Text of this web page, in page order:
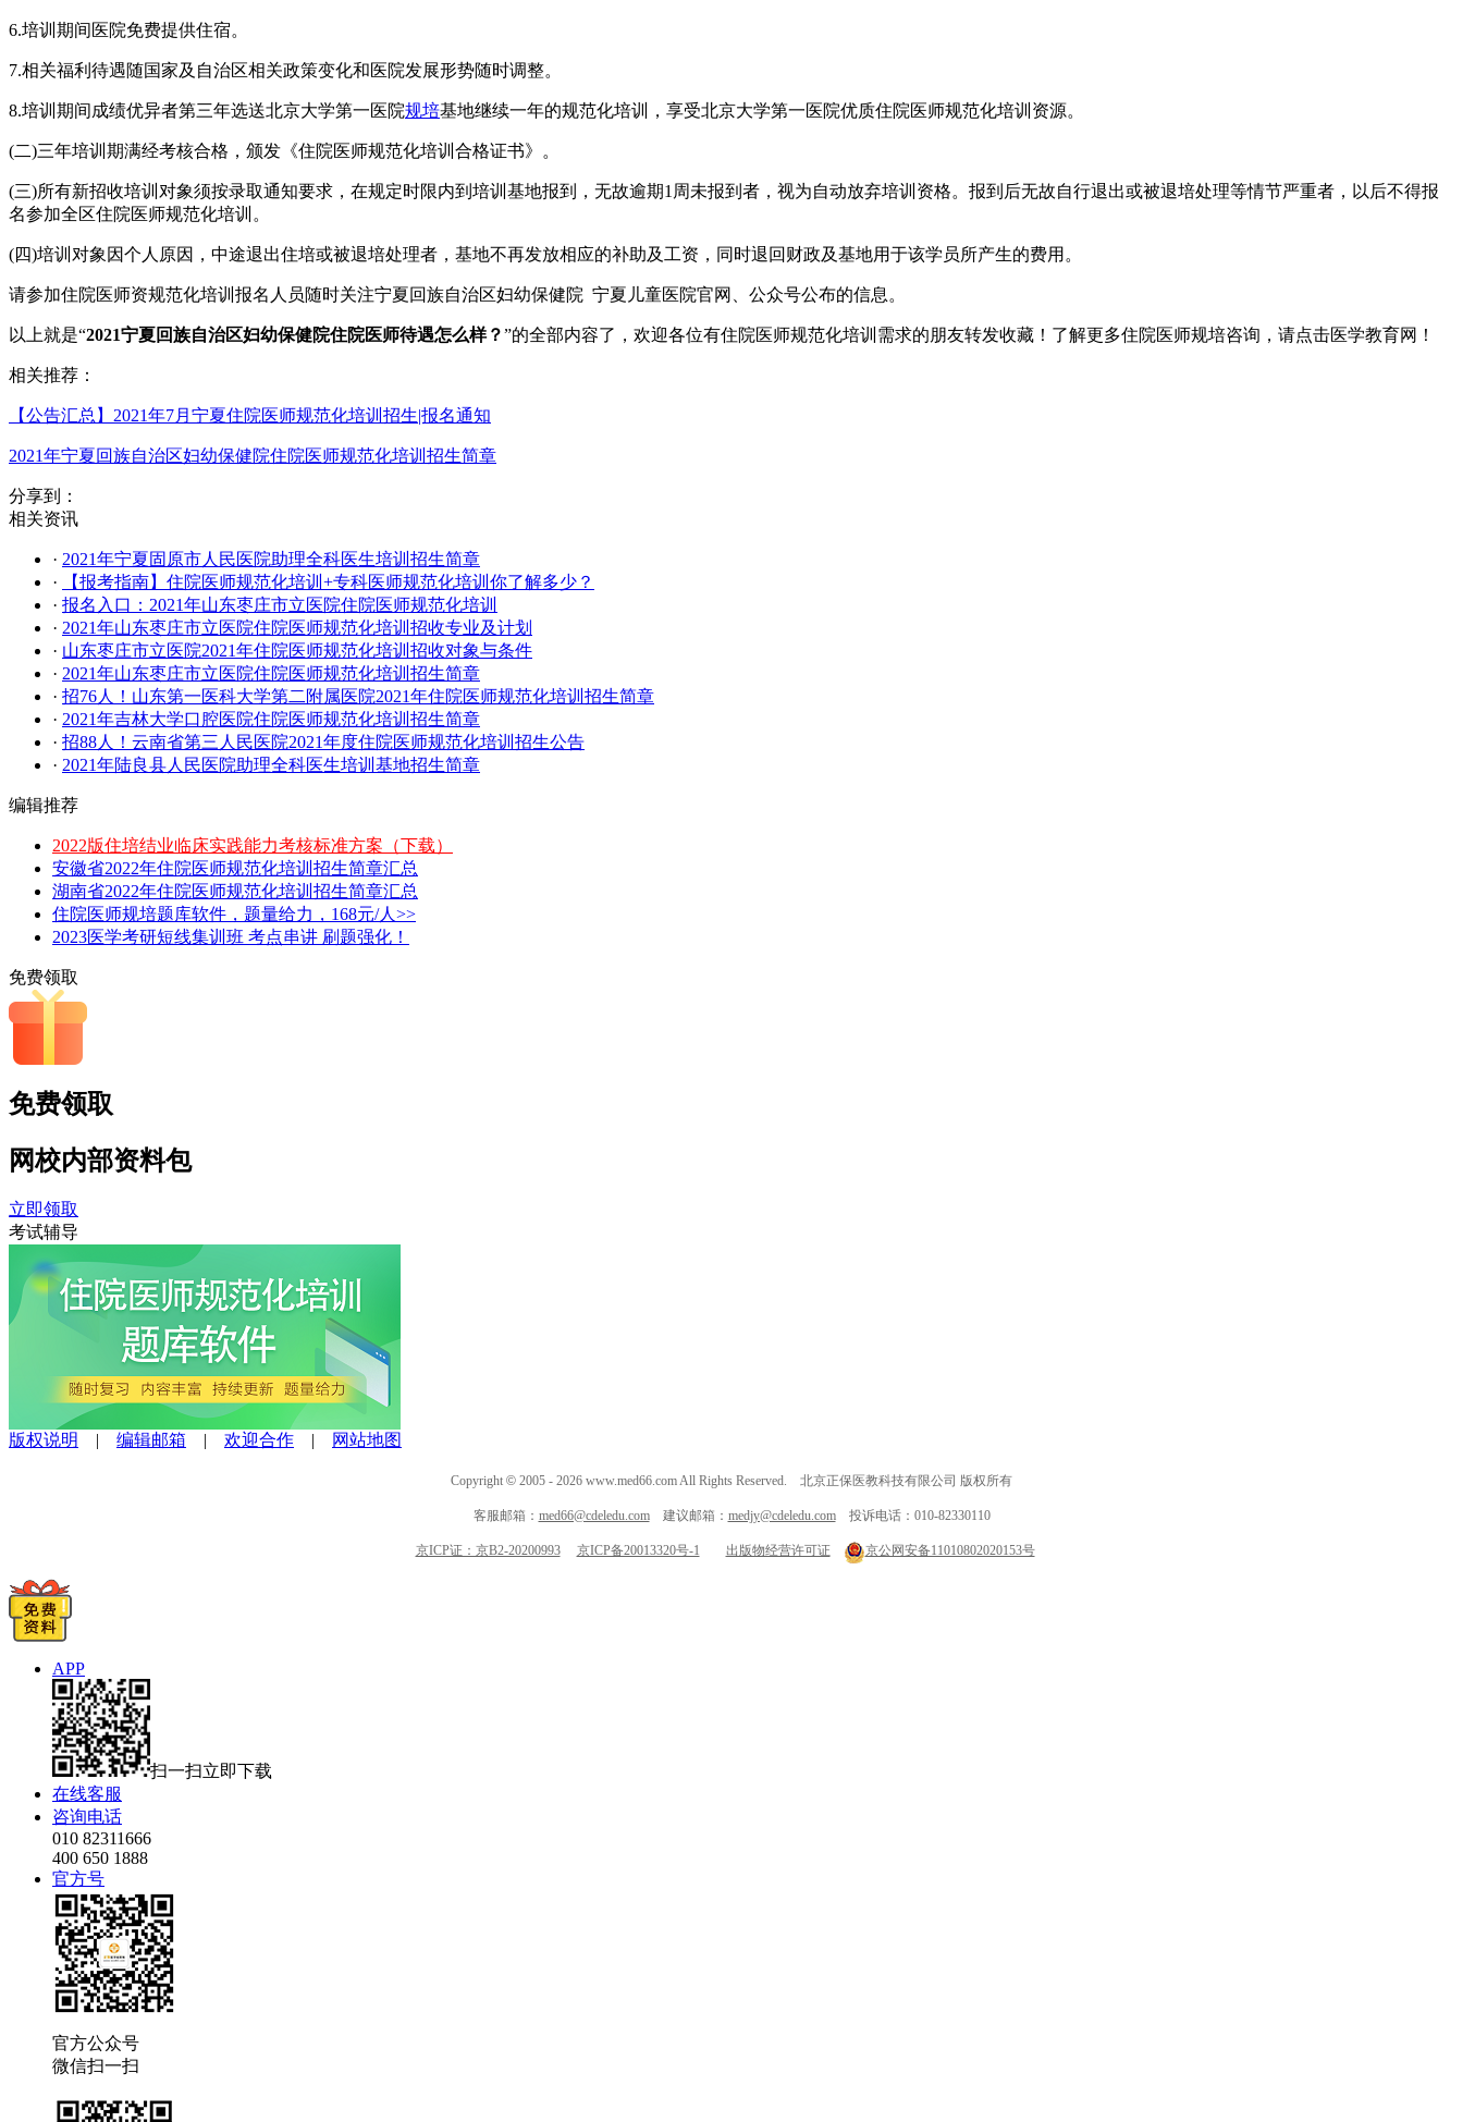
6.培训期间医院免费提供住宿。
7.相关福利待遇随国家及自治区相关政策变化和医院发展形势随时调整。
8.培训期间成绩优异者第三年选送北京大学第一医院规培基地继续一年的规范化培训，享受北京大学第一医院优质住院医师规范化培训资源。
(二)三年培训期满经考核合格，颁发《住院医师规范化培训合格证书》。
(三)所有新招收培训对象须按录取通知要求，在规定时限内到培训基地报到，无故逾期1周未报到者，视为自动放弃培训资格。报到后无故自行退出或被退培处理等情节严重者，以后不得报
名参加全区住院医师规范化培训。
(四)培训对象因个人原因，中途退出住培或被退培处理者，基地不再发放相应的补助及工资，同时退回财政及基地用于该学员所产生的费用。
请参加住院医师资规范化培训报名人员随时关注宁夏回族自治区妇幼保健院 宁夏儿童医院官网、公众号公布的信息。
以上就是“2021宁夏回族自治区妇幼保健院住院医师待遇怎么样？”的全部内容了，欢迎各位有住院医师规范化培训需求的朋友转发收藏！了解更多住院医师规培咨询，请点击医学教育网！
相关推荐：
【公告汇总】2021年7月宁夏住院医师规范化培训招生|报名通知
2021年宁夏回族自治区妇幼保健院住院医师规范化培训招生简章
分享到：
相关资讯
· 2021年宁夏固原市人民医院助理全科医生培训招生简章
·
【报考指南】住院医师规范化培训+专科医师规范化培训你了解多少？
· 报名入口：2021年山东枣庄市立医院住院医师规范化培训
· 2021年山东枣庄市立医院住院医师规范化培训招收专业及计划
· 山东枣庄市立医院2021年住院医师规范化培训招收对象与条件
· 2021年山东枣庄市立医院住院医师规范化培训招生简章
· 招76人！山东第一医科大学第二附属医院2021年住院医师规范化培训招生简章
· 2021年吉林大学口腔医院住院医师规范化培训招生简章
· 招88人！云南省第三人民医院2021年度住院医师规范化培训招生公告
· 2021年陆良县人民医院助理全科医生培训基地招生简章
编辑推荐
2022版住培结业临床实践能力考核标准方案（下载）
安徽省2022年住院医师规范化培训招生简章汇总
湖南省2022年住院医师规范化培训招生简章汇总
住院医师规培题库软件，题量给力，168元/人>>
2023医学考研短线集训班 考点串讲 刷题强化！
免费领取
免费领取
网校内部资料包
立即领取
考试辅导
版权说明 编辑邮箱 欢迎合作 网站地图
Copyright © 2005 - 2026 www.med66.com All Rights Reserved. 北京正保医教科技有限公司 版权所有
客服邮箱： med66@cdeledu.com建议邮箱： medjy@cdeledu.com投诉电话：010-82330110
京ICP证：京B2-20200993 京ICP备20013320号-1 出版物经营许可证 京公网安备11010802020153号
APP
扫一扫立即下载
在线客服
咨询电话
010 82311666
400 650 1888
官方号
官方公众号
微信扫一扫